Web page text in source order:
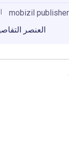
mobizil publisher